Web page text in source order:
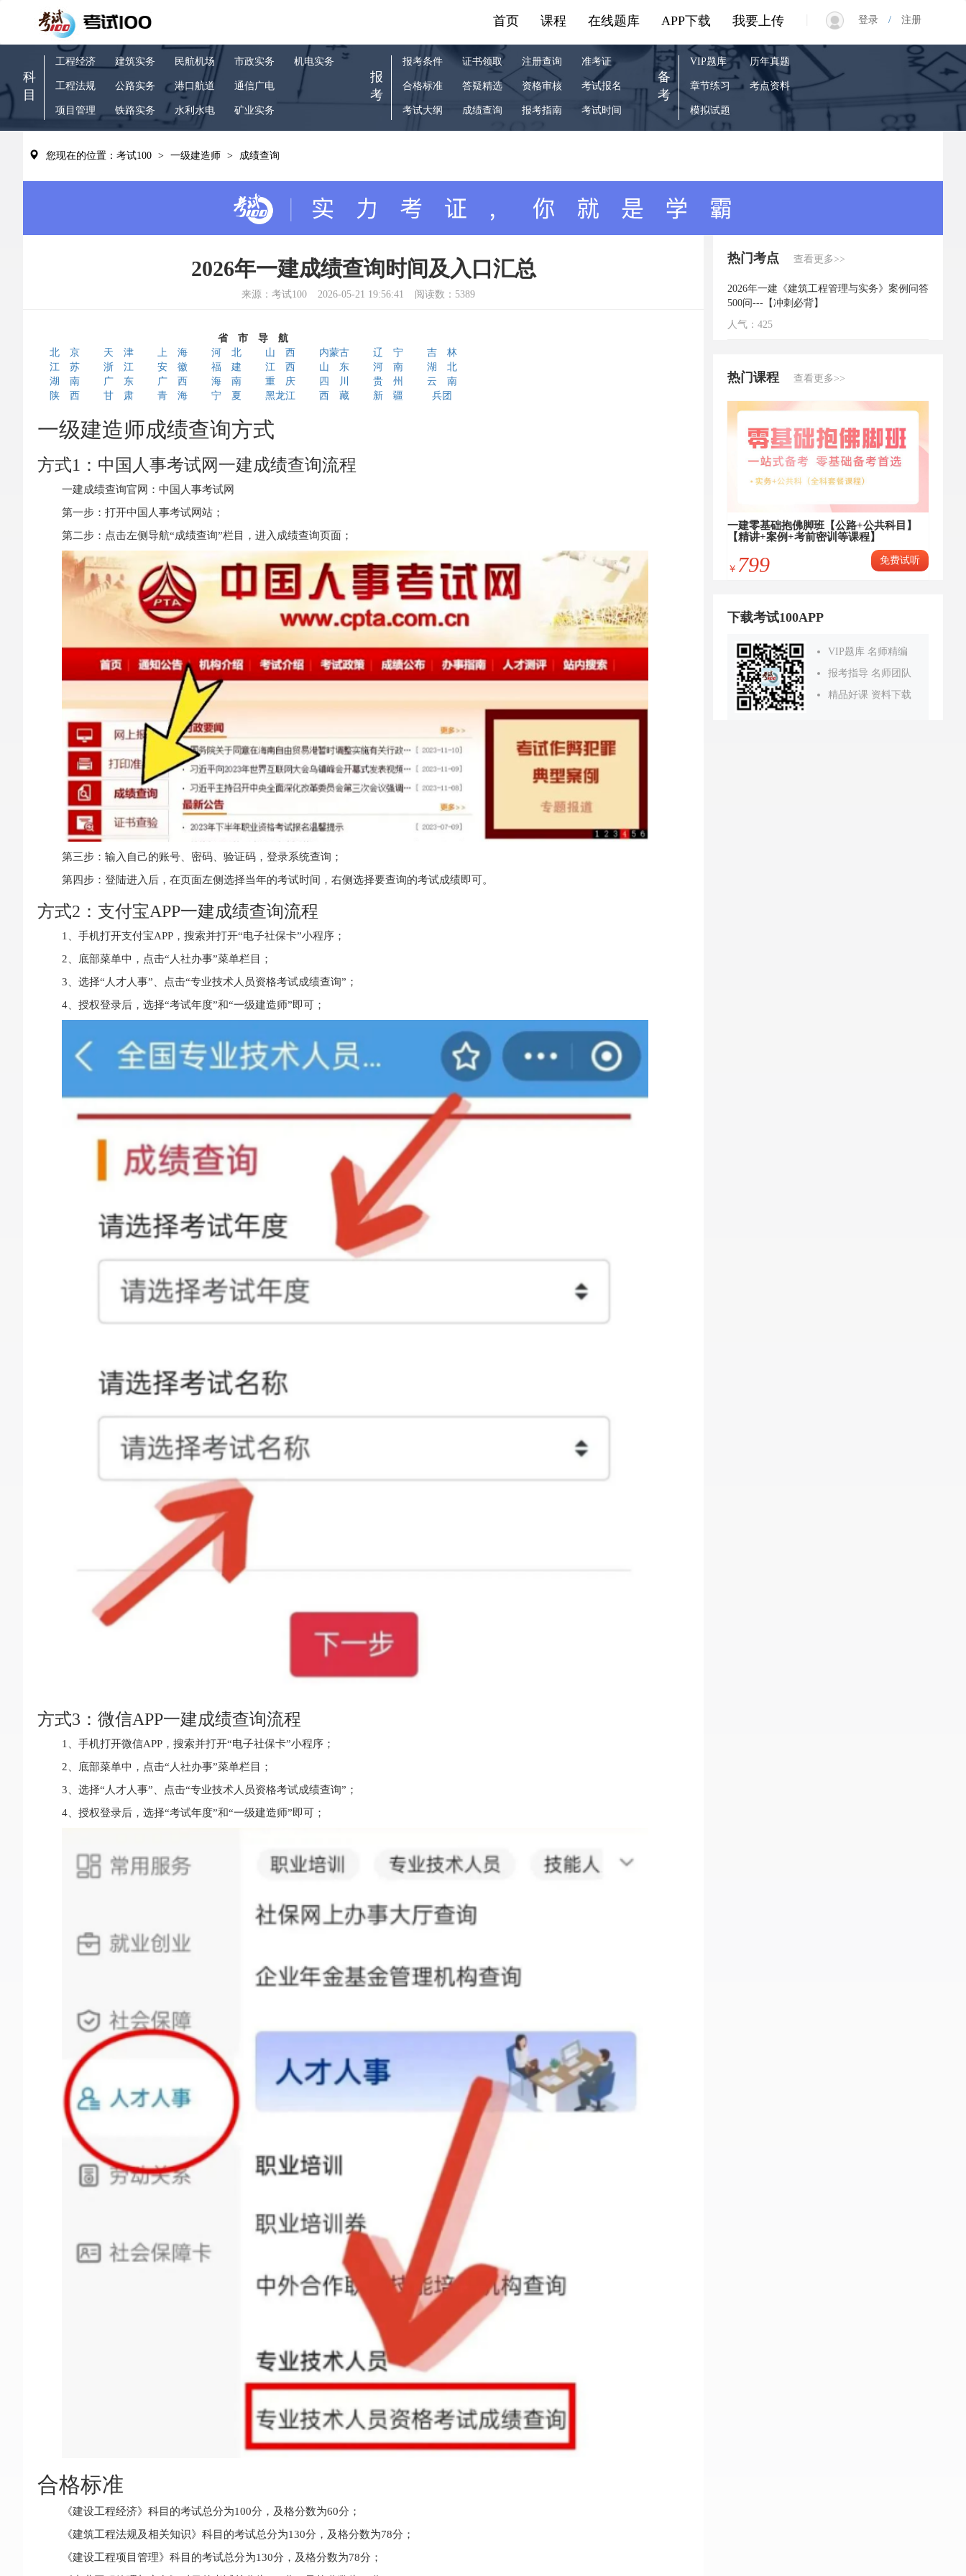
登录 / 注册
我要上传
APP下载
在线题库
课程
首页
科
目
工程经济
工程法规
项目管理
建筑实务
公路实务
铁路实务
民航机场
港口航道
水利水电
市政实务
通信广电
矿业实务
机电实务
报
考
报考条件
合格标准
考试大纲
证书领取
答疑精选
成绩查询
注册查询
资格审核
报考指南
准考证
考试报名
考试时间
备
考
VIP题库
章节练习
模拟试题
历年真题
考点资料
您现在的位置：考试100 > 一级建造师 > 成绩查询
2026年一建成绩查询时间及入口汇总
来源：考试100 2026-05-21 19:56:41 阅读数：5389
省 市 导 航
北 京
天 津 上 海 河 北 山 西 内蒙古 辽 宁
吉 林
江 苏
浙 江 安 徽 福 建 江 西 山 东 河 南
湖 北
湖 南
广 东 广 西 海 南 重 庆 四 川 贵 州
云 南
陕 西
甘 肃 青 海 宁 夏 黑龙江 西 藏 新 疆 兵团
一级建造师成绩查询方式
方式1：中国人事考试网一建成绩查询流程
一建成绩查询官网：中国人事考试网
第一步：打开中国人事考试网站；
第二步：点击左侧导航“成绩查询”栏目，进入成绩查询页面；
第三步：输入自己的账号、密码、验证码，登录系统查询；
第四步：登陆进入后，在页面左侧选择当年的考试时间，右侧选择要查询的考试成绩即可。
方式2：支付宝APP一建成绩查询流程
1、手机打开支付宝APP，搜索并打开“电子社保卡”小程序；
2、底部菜单中，点击“人社办事”菜单栏目；
3、选择“人才人事”、点击“专业技术人员资格考试成绩查询”；
4、授权登录后，选择“考试年度”和“一级建造师”即可；
方式3：微信APP一建成绩查询流程
1、手机打开微信APP，搜索并打开“电子社保卡”小程序；
2、底部菜单中，点击“人社办事”菜单栏目；
3、选择“人才人事”、点击“专业技术人员资格考试成绩查询”；
4、授权登录后，选择“考试年度”和“一级建造师”即可；
合格标准
《建设工程经济》科目的考试总分为100分，及格分数为60分；
《建筑工程法规及相关知识》科目的考试总分为130分，及格分数为78分；
《建设工程项目管理》科目的考试总分为130分，及格分数为78分；
热门考点 查看更多>>
2026年一建《建筑工程管理与实务》案例问答
500问---【冲刺必背】
人气：425
热门课程 查看更多>>
一建零基础抱佛脚班【公路+公共科目】
【精讲+案例+考前密训等课程】
￥ 799 免费试听
下载考试100APP
VIP题库 名师精编
报考指导 名师团队
精品好课 资料下载